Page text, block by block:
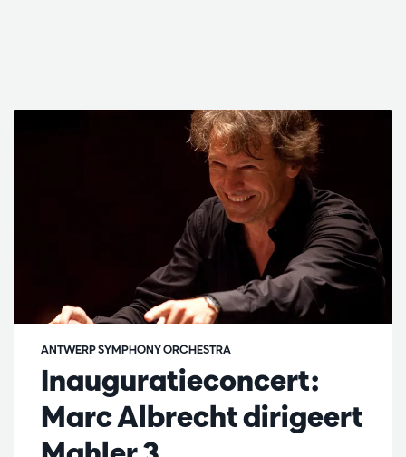
Inauguratieconcert:
Marc Albrecht dirigeert
ANTWERP SYMPHONY ORCHESTRA